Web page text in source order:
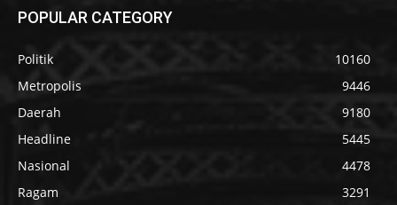
POPULAR CATEGORY
Politik
10160
Metropolis
9446
Daerah
9180
Headline
5445
Nasional
4478
Ragam
3291